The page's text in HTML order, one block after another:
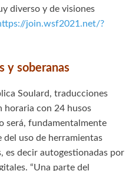
diverso y de visiones
join.wsf2021.net/?
y soberanas
Soulard, traducciones
horaria con 24 husos
será, fundamentalmente
del uso de herramientas
es decir autogestionadas por
“Una parte del